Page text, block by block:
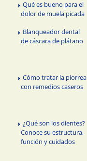
Qué es bueno para el
dolor de muela picada
Blanqueador dental
de cáscara de plátano
Cómo tratar la piorrea
con remedios caseros
¿Qué son los dientes?
Conoce su estructura,
función y cuidados